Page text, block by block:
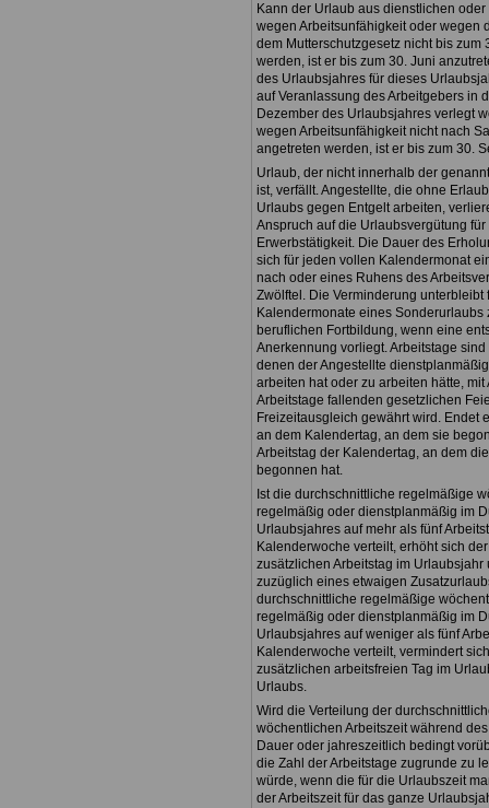
Kann der Urlaub aus dienstlichen
wegen Arbeitsunfähigkeit oder wegen
dem Mutterschutzgesetz nicht bis zum
werden, ist er bis zum 30. Juni
des Urlaubsjahres für dieses
auf Veranlassung des Arbeitgebers in
Dezember des Urlaubsjahres verlegt
wegen Arbeitsunfähigkeit nicht nach
angetreten werden, ist er bis zum 30.
Urlaub, der nicht innerhalb der
ist, verfällt. Angestellte, die ohne
Urlaubs gegen Entgelt arbeiten,
Anspruch auf die Urlaubsvergütung für
Erwerbstätigkeit. Die Dauer des
sich für jeden vollen Kalendermonat
nach oder eines Ruhens des
Zwölftel. Die Verminderung unterbleibt
Kalendermonate eines Sonderurlaubs
beruflichen Fortbildung, wenn eine
Anerkennung vorliegt. Arbeitstage
denen der Angestellte
arbeiten hat oder zu arbeiten hätte, mit
Arbeitstage fallenden gesetzlichen
Freizeitausgleich gewährt wird. Endet
an dem Kalendertag, an dem sie
Arbeitstag der Kalendertag, an dem
begonnen hat.
Ist die durchschnittliche regelmäßige
regelmäßig oder dienstplanmäßig im
Urlaubsjahres auf mehr als fünf
Kalenderwoche verteilt, erhöht sich
zusätzlichen Arbeitstag im Urlaubsjahr
zuzüglich eines etwaigen
durchschnittliche regelmäßige
regelmäßig oder dienstplanmäßig im
Urlaubsjahres auf weniger als fünf
Kalenderwoche verteilt, vermindert
zusätzlichen arbeitsfreien Tag im
Urlaubs.
Wird die Verteilung der
wöchentlichen Arbeitszeit während
Dauer oder jahreszeitlich bedingt
die Zahl der Arbeitstage zugrunde zu
würde, wenn die für die Urlaubszeit
der Arbeitszeit für das ganze